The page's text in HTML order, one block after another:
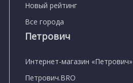
Новый рейтинг
Все города
Петрович
Интернет-магазин «Петрович»
Петрович.BRO